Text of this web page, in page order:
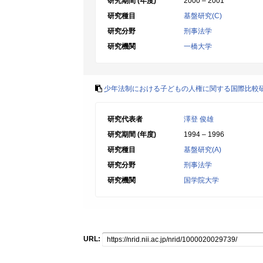
研究種目
基盤研究(C)
研究分野
刑事法学
研究機関
一橋大学
少年法制における子どもの人権に関する国際比較
研究代表者
澤登 俊雄
研究期間 (年度)
1994 – 1996
研究種目
基盤研究(A)
研究分野
刑事法学
研究機関
国学院大学
URL: